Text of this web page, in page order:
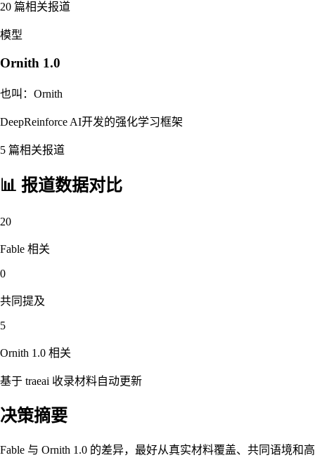
20 篇相关报道
模型
Ornith 1.0
也叫： Ornith
DeepReinforce AI开发的强化学习框架
5 篇相关报道
📊 报道数据对比
20
Fable 相关
0
共同提及
5
Ornith 1.0 相关
基于 traeai 收录材料自动更新
决策摘要
Fable 与 Ornith 1.0 的差异，最好从真实材料覆盖、共同语境和高